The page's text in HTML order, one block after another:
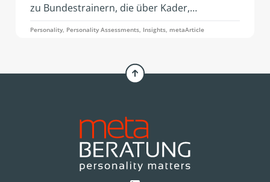
zu Bundestrainern, die über Kader,
Aufstellung und Dreier- oder doch Viererkette
diskutieren. Ein Artikel von Simone Pelzer.
Personality, Personality Assessments, Insights, metaArticle